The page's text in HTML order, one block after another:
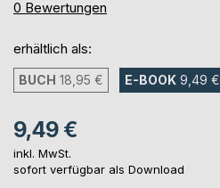
0%
0 Bewertungen
erhältlich als:
BUCH 18,95 € E-BOOK 9,49 €
9,49 €
inkl. MwSt.
sofort verfügbar als Download